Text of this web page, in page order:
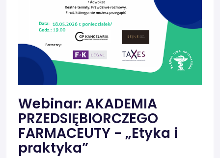
Webinar: AKADEMIA
PRZEDSIĘBIORCZEGO
FARMACEUTY - „Etyka i
praktyka”